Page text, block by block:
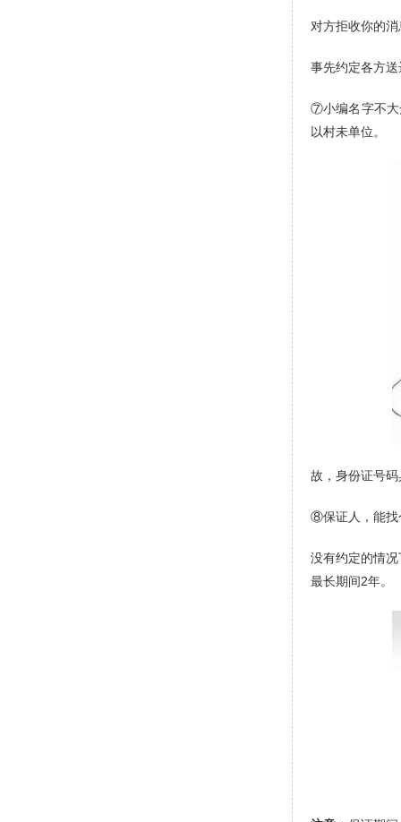
对方拒收你的
事先约定各方
⑦小编名字不大
以村未单位。
故，身份证号
⑧保证人，能找
没有约定的情
最长期间2年。